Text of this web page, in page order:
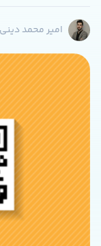
امیر محمد دینی